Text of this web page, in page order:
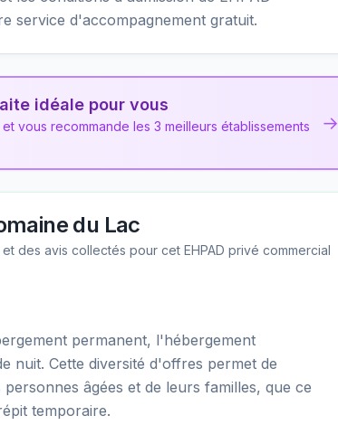
service d'accompagnement gratuit.
idéale pour vous
vous recommande les 3 meilleurs établissements
→
du Lac
des avis collectés pour cet EHPAD privé commercial
permanent, l'hébergement
nuit. Cette diversité d'offres permet de
âgées et de leurs familles, que ce
temporaire.